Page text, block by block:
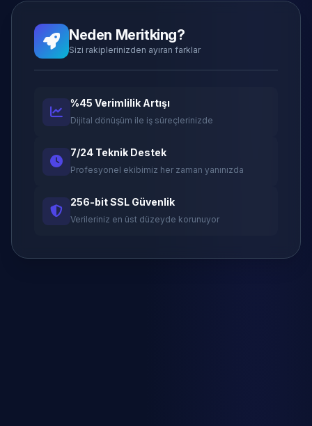
Neden Meritking?
Sizi rakiplerinizden ayıran farklar
%45 Verimlilik Artışı
Dijital dönüşüm ile iş süreçlerinizde
7/24 Teknik Destek
Profesyonel ekibimiz her zaman yanınızda
256-bit SSL Güvenlik
Verileriniz en üst düzeyde korunuyor